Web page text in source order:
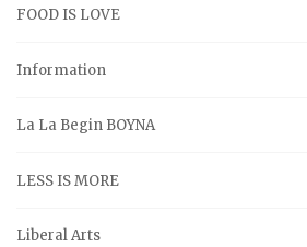
FOOD IS LOVE
Information
La La Begin BOYNA
LESS IS MORE
Liberal Arts